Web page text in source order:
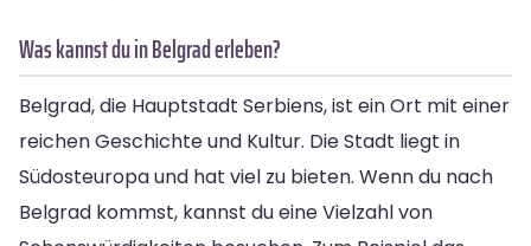
Was kannst du in Belgrad erleben?
Belgrad, die Hauptstadt Serbiens, ist ein Ort mit einer
reichen Geschichte und Kultur. Die Stadt liegt in
Südosteuropa und hat viel zu bieten. Wenn du nach
Belgrad kommst, kannst du eine Vielzahl von